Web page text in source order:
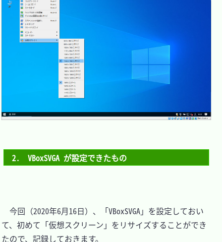
2.　VBoxSVGA が設定できたもの
今回（2020年6月16日）、「VBoxSVGA」を設定しておい
て、初めて「仮想スクリーン」をリサイズすることができ
たので、記録しておきます。